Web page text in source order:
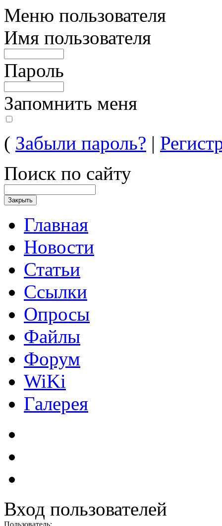
Меню пользователя
Имя пользователя
Пароль
Запомнить меня
( Забыли пароль? |
Поиск по сайту
Главная
Новости
Статьи
Ссылки
Опросы
Файлы
Форум
WiKi
Галерея
Вход пользователей
Пользователь: